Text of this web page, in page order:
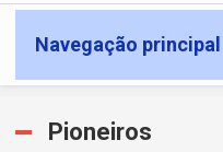
Navegação principal
Pioneiros